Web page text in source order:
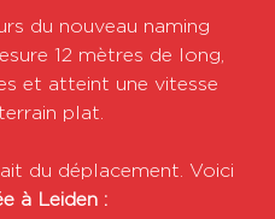
du nouveau naming
12 mètres de long,
et atteint une vitesse
plat.
du déplacement. Voici
à Leiden :